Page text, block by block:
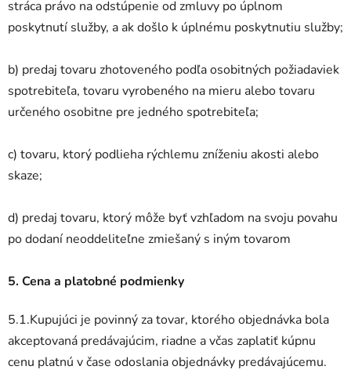
stráca právo na odstúpenie od zmluvy po úplnom
poskytnutí služby, a ak došlo k úplnému poskytnutiu služby;
b) predaj tovaru zhotoveného podľa osobitných požiadaviek
spotrebiteľa, tovaru vyrobeného na mieru alebo tovaru
určeného osobitne pre jedného spotrebiteľa;
c) tovaru, ktorý podlieha rýchlemu zníženiu akosti alebo
skaze;
d) predaj tovaru, ktorý môže byť vzhľadom na svoju povahu
po dodaní neoddeliteľne zmiešaný s iným tovarom
5. Cena a platobné podmienky
5.1.Kupujúci je povinný za tovar, ktorého objednávka bola
akceptovaná predávajúcim, riadne a včas zaplatiť kúpnu
cenu platnú v čase odoslania objednávky predávajúcemu.